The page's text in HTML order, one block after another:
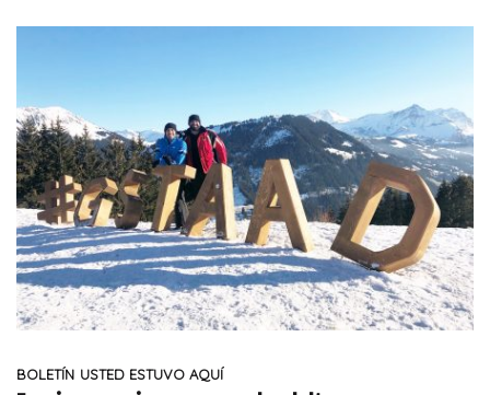
BOLETÍN USTED ESTUVO AQUÍ